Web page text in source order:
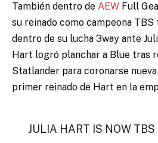
También dentro de AEW Full
su reinado como campeona
dentro de su lucha 3way ante
Hart logró planchar a Blue tras
Statlander para coronarse
primer reinado de Hart en la
JULIA HART IS NOW TBS